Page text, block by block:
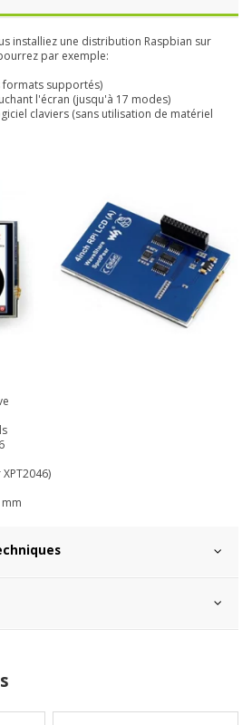
installiez une distribution Raspbian sur
par exemple:
formats supportés)
l'écran (jusqu'à 17 modes)
claviers (sans utilisation de matériel